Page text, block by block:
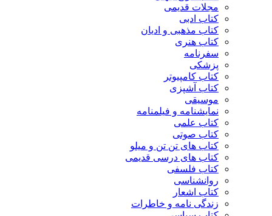
مجلات قدیمی
کتاب ادبی
کتاب مذهبی و ادیان
کتاب هنری
سفرنامه
پزشکی
کتاب کامپیوتر
کتاب آشپزی
موسیقی
نمایشنامه و فیلمنامه
کتاب علمی
کتاب صوتی
کتاب های تن تن و میلو
کتاب های درسی قدیمی
کتاب فلسفی
روانشناسی
کتاب اشعار
زندگی نامه و خاطرات